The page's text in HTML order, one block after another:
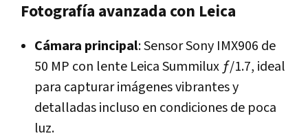
Fotografía avanzada con Leica
Cámara principal: Sensor Sony IMX906 de
50 MP con lente Leica Summilux ƒ/1.7, ideal
para capturar imágenes vibrantes y
detalladas incluso en condiciones de poca
luz.